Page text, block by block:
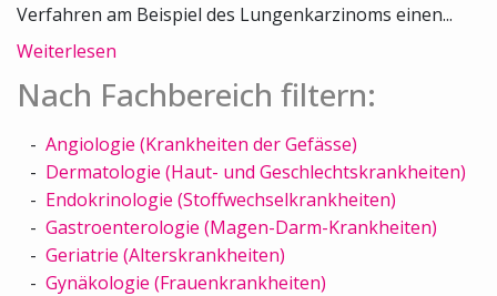
Verfahren am Beispiel des Lungenkarzinoms einen...
Weiterlesen
Nach Fachbereich filtern:
Angiologie (Krankheiten der Gefässe)
Dermatologie (Haut- und Geschlechtskrankheiten)
Endokrinologie (Stoffwechselkrankheiten)
Gastroenterologie (Magen-Darm-Krankheiten)
Geriatrie (Alterskrankheiten)
Gynäkologie (Frauenkrankheiten)